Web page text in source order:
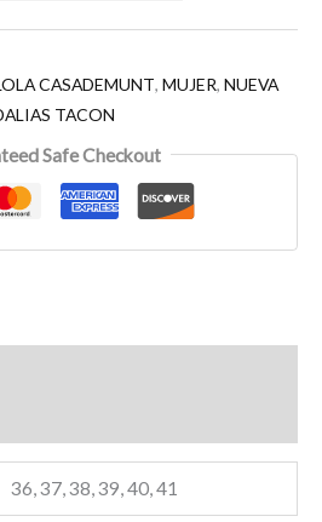
CASADEMUNT, MUJER, NUEVA
TACON
Safe Checkout
36, 37, 38, 39, 40, 41